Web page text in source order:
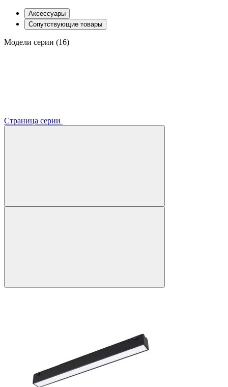
Аксессуары
Сопутствующие товары
Модели серии (16)
Страница серии